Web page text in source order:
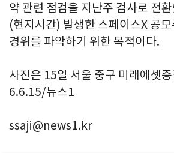
약 관련 점검을 지난주 검사로 전
(현지시간) 발생한 스페이스X 공모
경위를 파악하기 위한 목적이다.
사진은 15일 서울 중구 미래에셋
6.6.15/뉴스1
ssaji@news1.kr